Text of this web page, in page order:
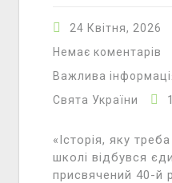
24 Квітня, 2026
Немає коментарів
Важлива
Свята України
«Історія, яку
школі відбувся
присвячений 40-й